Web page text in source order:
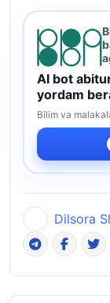
AI bot
yordam
Bilim va
Dilsora